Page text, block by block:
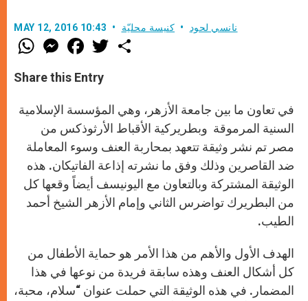
MAY 12, 2016 10:43 نانسي لحود كنيسة محليّة
W
h
t
s
p
p
M
e
s
e
g
e
r
F
a
e
b
o
k
w
r
Share this Entry
في تعاون ما بين جامعة الأزهر، وهي المؤسسة الإسلامية
السنية المرموقة وبطريركية الأقباط الأرثوذكس من
مصر تم نشر وثيقة تتعهد بمحاربة العنف وسوء المعاملة
ضد القاصرين وذلك وفق ما نشرته إذاعة الفاتيكان. هذه
الوثيقة المشتركة وبالتعاون مع اليونيسف أيضاً وقعها كل
من البطريرك تواضرس الثاني وإمام الأزهر الشيخ أحمد
الطيب.
الهدف الأول والأهم من هذا الأمر هو حماية الأطفال من
كل أشكال العنف وهذه سابقة فريدة من نوعها في هذا
المضمار. في هذه الوثيقة التي حملت عنوان “سلام، محبة،